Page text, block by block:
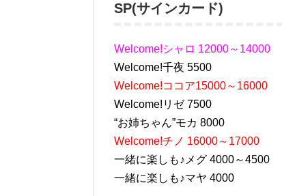
SP(サインカード)
Welcome!シャロ 12000～14000
Welcome!千夜 5500
Welcome!ココア15000～16000
Welcome!リゼ 7500
“お姉ちゃん”モカ 8000
Welcome!チノ 16000～17000
一緒に楽しも♪メグ 4000～4500
一緒に楽しも♪マヤ 4000